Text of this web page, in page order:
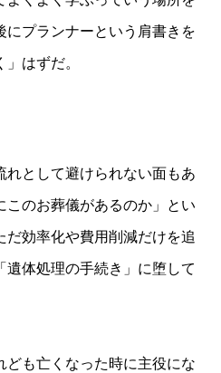
にプランナーという肩書きを
はずだ。
れとして避けられない面もあ
このお葬儀があるのか」とい
だ効率化や費用削減だけを追
体処理の手続き」に堕して
ども亡くなった時に主役にな